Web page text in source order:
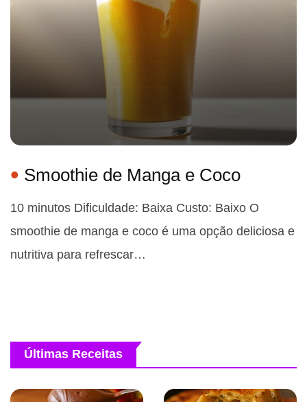
Smoothie de Manga e Coco
10 minutos Dificuldade: Baixa Custo: Baixo O
smoothie de manga e coco é uma opção deliciosa e
nutritiva para refrescar…
Últimas Receitas